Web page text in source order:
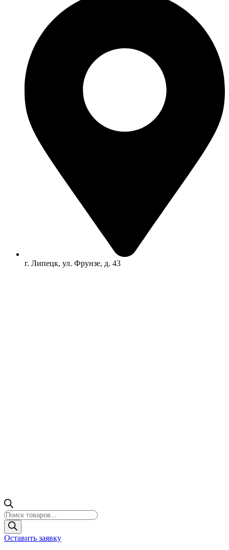
г. Липецк, ул. Фрунзе, д. 43
Поиск
товаров
Оставить заявку